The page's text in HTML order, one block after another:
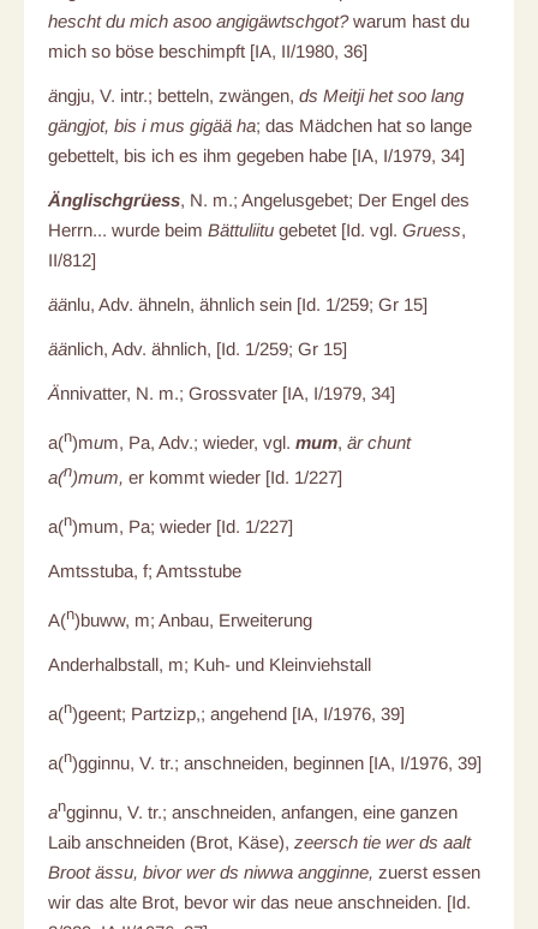
hescht du mich asoo angigäwtschgot?warum hast du
mich so böse beschimpft [IA, II/1980, 36]
ängju, V. intr.; betteln, zwängen, ds Meitji het soo lang
gängjot, bis i mus gigää ha; das Mädchen hat so lange
gebettelt, bis ich es ihm gegeben habe [IA, I/1979, 34]
Änglischgrüess, N. m.; Angelusgebet; Der Engel des
Herrn... wurde beim Bättuliitu gebetet [Id. vgl. Gruess,
II/812]
äänlu, Adv. ähneln, ähnlich sein [Id. 1/259; Gr 15]
äänlich, Adv. ähnlich, [Id. 1/259; Gr 15]
Ännivatter, N. m.; Grossvater [IA, I/1979, 34]
a(n)mum, Pa, Adv.; wieder, vgl. mum, är chunt
a(n)mum, er kommt wieder [Id. 1/227]
a(n)mum, Pa; wieder [Id. 1/227]
Amtsstuba, f; Amtsstube
A(n)buww, m; Anbau, Erweiterung
Anderhalbstall, m; Kuh- und Kleinviehstall
a(n)geent; Partzizp,; angehend [IA, I/1976, 39]
a(n)gginnu, V. tr.; anschneiden, beginnen [IA, I/1976, 39]
angginnu, V. tr.; anschneiden, anfangen, eine ganzen
Laib anschneiden (Brot, Käse), zeersch tie wer ds aalt
Broot ässu, bivor wer ds niwwa angginne, zuerst essen
wir das alte Brot, bevor wir das neue anschneiden. [Id.